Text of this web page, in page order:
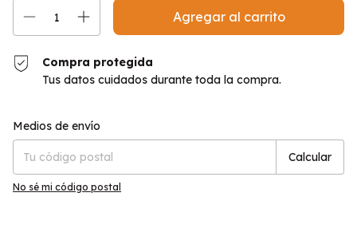
Compra protegida
Tus datos cuidados durante toda la compra.
Entregas para el CP:
Medios de envío
Calcular
No sé mi código postal